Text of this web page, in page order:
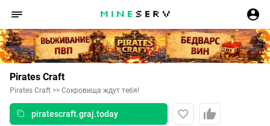
Pirates Craft
Pirates Craft >> Сокровища ждут тебя!
piratescraft.graj.today